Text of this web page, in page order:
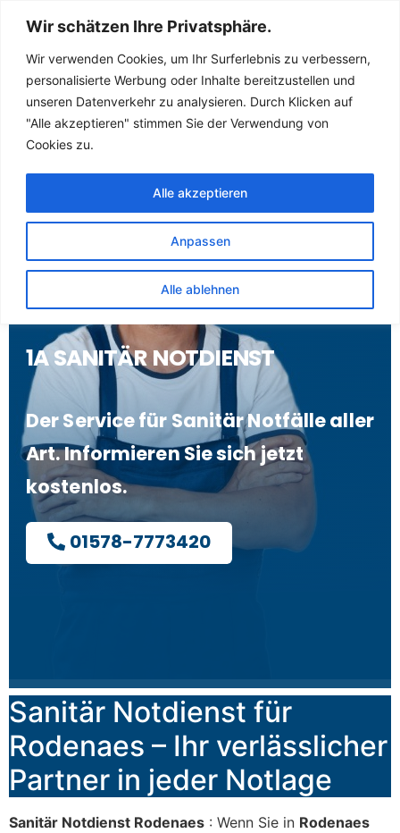
Wir schätzen Ihre Privatsphäre.
Wir verwenden Cookies, um Ihr Surferlebnis zu verbessern,
personalisierte Werbung oder Inhalte bereitzustellen und
unseren Datenverkehr zu analysieren. Durch Klicken auf
"Alle akzeptieren" stimmen Sie der Verwendung von
Cookies zu.
Anpassen
Alle ablehnen
Alle akzeptieren
Sanitär Notdienst
(Klempner) für
Rodenaes
1A SANITÄR NOTDIENST
Der Service für Sanitär Notfälle aller
Art. Informieren Sie sich jetzt
kostenlos.
01578-7773420
Sanitär Notdienst für
Rodenaes – Ihr verlässlicher
Partner in jeder Notlage
Sanitär Notdienst Rodenaes : Wenn Sie in Rodenaes